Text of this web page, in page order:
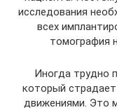
исследования
всех
томография
Иногда трудно
который
движениями. Это